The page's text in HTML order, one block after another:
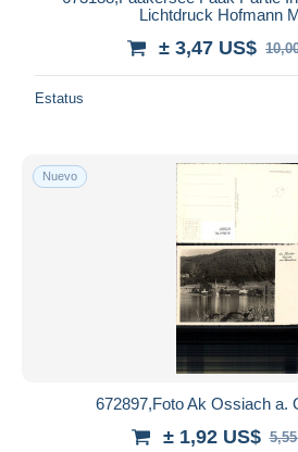
Lichtdruck Hofmann
± 3,47 US$
Estatus
Nuevo
672897,Foto Ak Ossiach a.
± 1,92 US$